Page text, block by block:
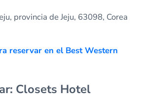
provincia de Jeju, 63098, Corea
reservar en el Best Western
Closets Hotel